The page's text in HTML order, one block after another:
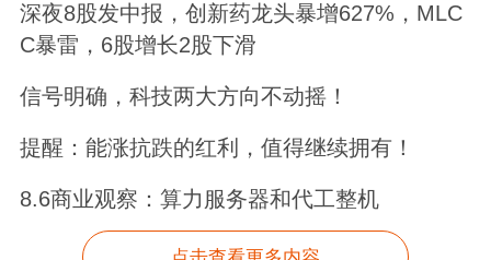
深夜8股发中报，创新药龙头暴增627%，MLC
C暴雷，6股增长2股下滑
信号明确，科技两大方向不动摇！
提醒：能涨抗跌的红利，值得继续拥有！
8.6商业观察：算力服务器和代工整机